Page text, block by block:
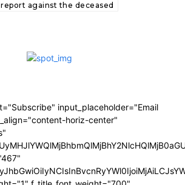
against the deceased
input_placeholder="Email
horiz-center"